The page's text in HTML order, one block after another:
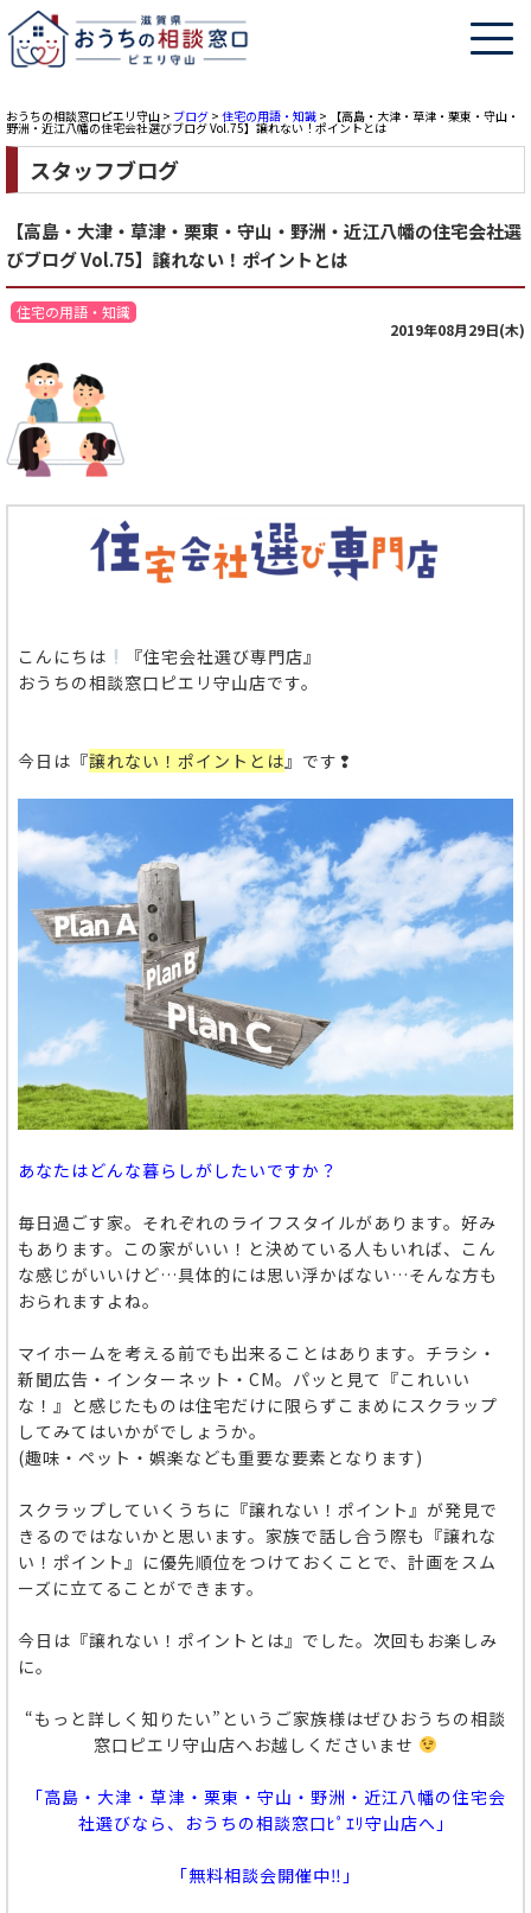
おうちの相談窓口ピエリ守山 > ブログ > 住宅の用語・知識 > 【高島・大津・草津・栗東・守山・
野洲・近江八幡の住宅会社選びブログ Vol.75】譲れない！ポイントとは
スタッフブログ
【高島・大津・草津・栗東・守山・野洲・近江八幡の住宅会社選
びブログ Vol.75】譲れない！ポイントとは
住宅の用語・知識
2019年08月29日(木)
こんにちは
『住宅会社選び専門店』
おうちの相談窓口ピエリ守山店です。
今日は『譲れない！ポイントとは』です❢
あなたはどんな暮らしがしたいですか？
毎日過ごす家。それぞれのライフスタイルがあります。好み
もあります。この家がいい！と決めている人もいれば、こん
な感じがいいけど…具体的には思い浮かばない…そんな方も
おられますよね。
マイホームを考える前でも出来ることはあります。チラシ・
新聞広告・インターネット・CM。パッと見て『これいい
な！』と感じたものは住宅だけに限らずこまめにスクラップ
してみてはいかがでしょうか。
(趣味・ペット・娯楽なども重要な要素となります)
スクラップしていくうちに『譲れない！ポイント』が発見で
きるのではないかと思います。家族で話し合う際も『譲れな
い！ポイント』に優先順位をつけておくことで、計画をスム
ーズに立てることができます。
今日は『譲れない！ポイントとは』でした。次回もお楽しみ
に。
“もっと詳しく知りたい”というご家族様はぜひおうちの相談
窓口ピエリ守山店へお越しくださいませ
「高島・大津・草津・栗東・守山・野洲・近江八幡の住宅会
社選びなら、おうちの相談窓口ﾋﾟｴﾘ守山店へ」
「無料相談会開催中‼」